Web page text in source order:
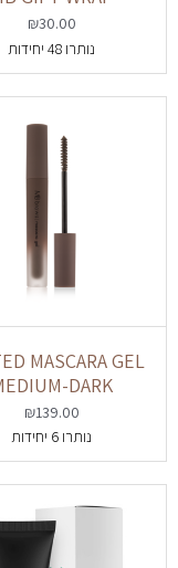
₪30.00
נותרו 48 יחידות
MASCARA GEL
DARK
₪139.00
נותרו 6 יחידות